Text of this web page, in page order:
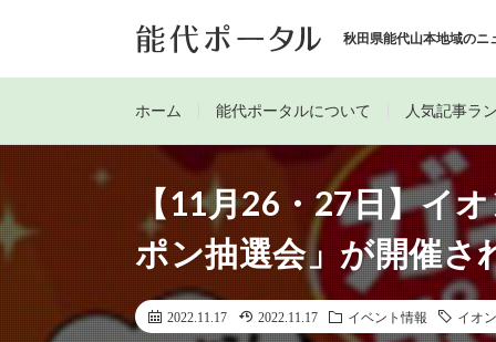
秋田県能代山本地域のニ
ホーム 能代ポータルについて 人気記事ラ
【11月26・27日】イ
ポン抽選会」が開催さ
2022.11.17 2022.11.17 イベント情報 イオ